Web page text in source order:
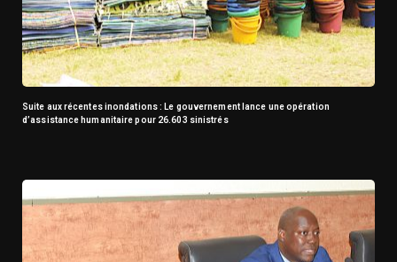
Suite aux récentes inondations : Le gouvernement lance une opération
d’assistance humanitaire pour 26.603 sinistrés